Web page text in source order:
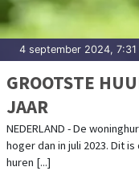
4 september 2024, 7:31
GROOTSTE
JAAR
NEDERLAND - De
hoger dan in juli 2023. Dit
huren [...]